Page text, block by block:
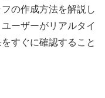
の作成方法を解説し
ーザーがリアルタイ
すぐに確認すること